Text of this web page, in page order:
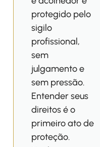
protegido pelo
sigilo
profissional,
sem
julgamento e
sem pressão.
Entender seus
direitos é o
primeiro ato de
proteção.